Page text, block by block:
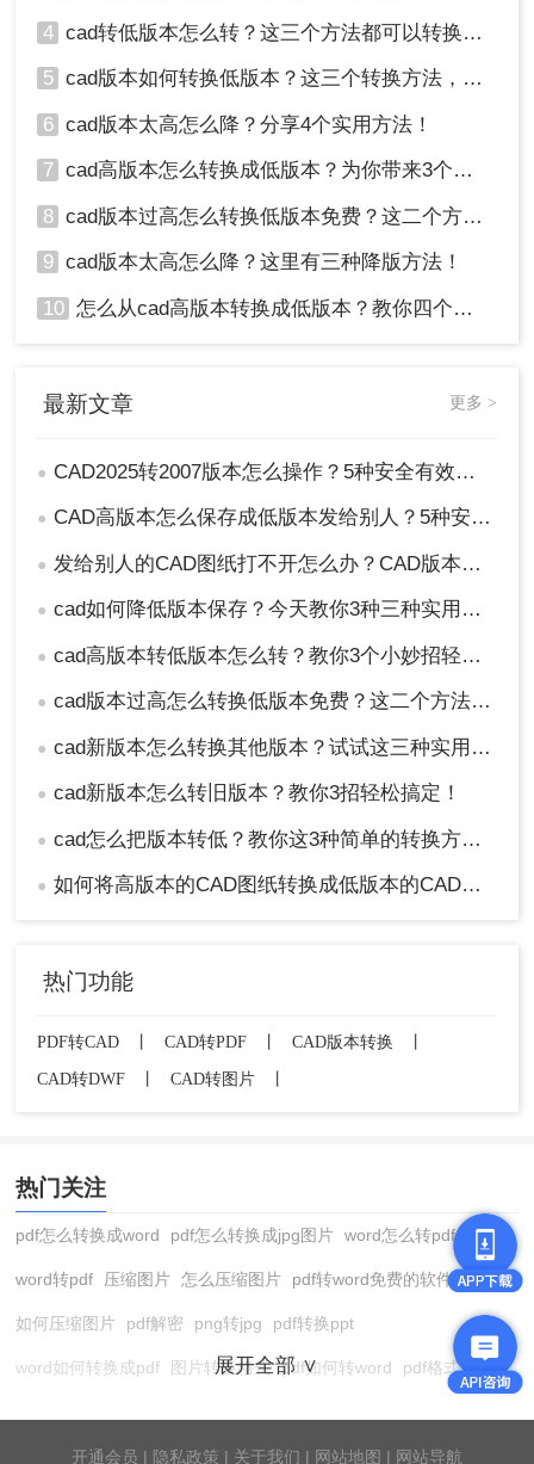
Chrome：设置 → 隐私 → 清除浏览
数据（勾选"缓存的图片和文件"）
删除本地下载的临时文件（如无需保
仅限单次、非重复性
转换需求
转换后立即用DWG TrueView验证（检查文字/
图层完整性）
选）
适用场景
所有含设计内容的图纸转换（敏感图纸唯一推
险
元素保留率92%+：图层/标注/块基本完整
3、重命名文件（添加"_2007"）→ 保存至新文
件夹
4 cad转低版本怎么转？这三个方法都可以转换版本！
5 cad版本如何转换低版本？这三个转换方法，你一定要学会！
6 cad版本太高怎么降？分享4个实用方法！
7 cad高版本怎么转换成低版本？为你带来3个好用的方法！
8 cad版本过高怎么转换低版本免费？这二个方法了解一下！
9 cad版本太高怎么降？这里有三种降版方法！
10 怎么从cad高版本转换成低版本？教你四个小妙招轻松搞定！
最新文章 更多 >
● CAD2025转2007版本怎么操作？5种安全有效方法实测（2026年最新版）!
● CAD高版本怎么保存成低版本发给别人？5种安全有效方法实测！
● 发给别人的CAD图纸打不开怎么办？CAD版本转换5种有效方法！
● cad如何降低版本保存？今天教你3种三种实用方法对比！
● cad高版本转低版本怎么转？教你3个小妙招轻松搞定！
● cad版本过高怎么转换低版本免费？这二个方法了解一下！
● cad新版本怎么转换其他版本？试试这三种实用方法！
● cad新版本怎么转旧版本？教你3招轻松搞定！
● cad怎么把版本转低？教你这3种简单的转换方法！
● 如何将高版本的CAD图纸转换成低版本的CAD图纸？3种实用方法对比！
热门功能
PDF转CAD CAD转PDF CAD版本转换
CAD转DWF
CAD转图片
热门关注
pdf怎么转换成word pdf怎么转换成jpg图片 word怎么转pdf
word转pdf 压缩图片 怎么压缩图片 pdf转word免费的软件
如何压缩图片 pdf解密 png转jpg pdf转换ppt
word如何转换成pdf 图片转换格式 pdf如何转word pdf格式转换
pdf转cad 图片压缩软件 jpg转换成pdf 在线word转pdf
展开全部 ∨
开通会员 | 隐私政策 | 关于我们 | 网站地图 | 网站导航